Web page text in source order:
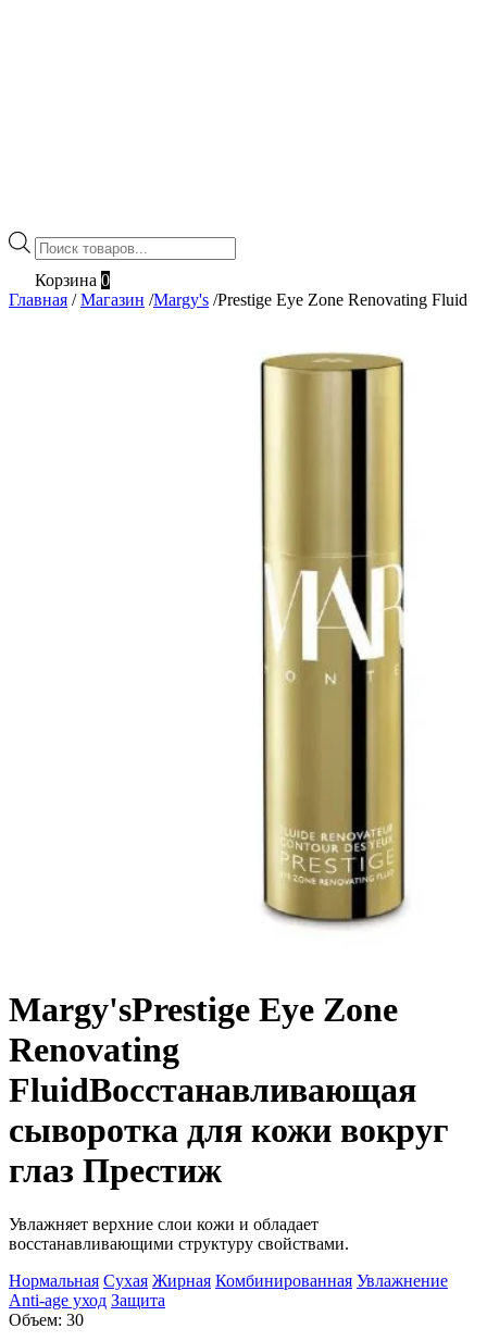
Поиск
товаров
Корзина 0
Главная / Магазин /Margy's /Prestige Eye Zone Renovating Fluid
Margy'sPrestige Eye Zone
Renovating
FluidВосстанавливающая
сыворотка для кожи вокруг
глаз Престиж
Увлажняет верхние слои кожи и обладает
восстанавливающими структуру свойствами.
Нормальная Сухая Жирная Комбинированная Увлажнение
Anti-age уход Защита
Объем: 30